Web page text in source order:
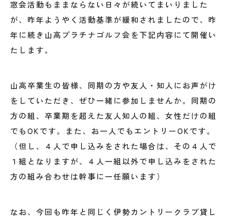
窓会活動もままならない日々が続いてまいりました
が、昨年ようやく活動基準が緩和されましたので、昨
年に続き山高プラチナゴルフ会を下記内容にて開催い
たします。
山高卒業生の皆様、同期の方や友人・知人にお声がけ
をしていただき、ぜひ一緒に参加しませんか。同期の
方の組、卒業期を超えた友人知人の組、女性だけの組
でもOKです。また、お一人でもエントリーOKです。
（但し、４人で申し込みをされた場合は、その４人で
１組となりますが、４人一組以外で申し込みをされた
方の組み合わせは幹事に一任願います）
なお、今回も昨年と同じく伊勢カントリークラブ貸し